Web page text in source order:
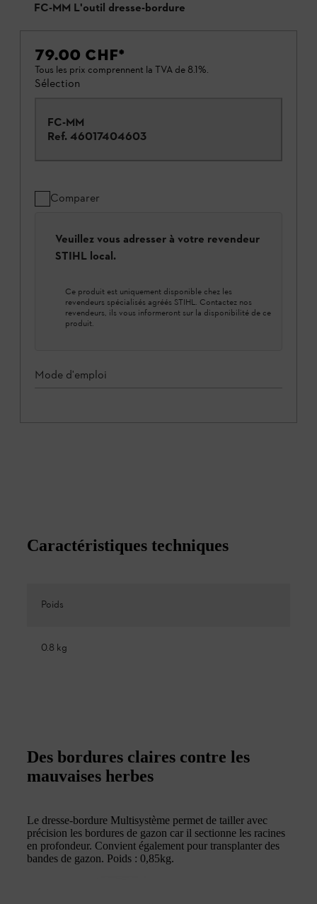
FC-MM L'outil dresse-bordure
79.00 CHF*
Tous les prix comprennent la TVA de 8.1%.
Sélection
FC-MM
Ref. 46017404603
Comparer
Veuillez vous adresser à votre revendeur
STIHL local.
Ce produit est uniquement disponible chez les
revendeurs spécialisés agréés STIHL. Contactez nos
revendeurs, ils vous informeront sur la disponibilité de ce
produit.
Mode d'emploi
Caractéristiques techniques
Poids
0.8 kg
Des bordures claires contre les
mauvaises herbes
Le dresse-bordure Multisystème permet de tailler avec
précision les bordures de gazon car il sectionne les racines
en profondeur. Convient également pour transplanter des
bandes de gazon. Poids : 0,85kg.